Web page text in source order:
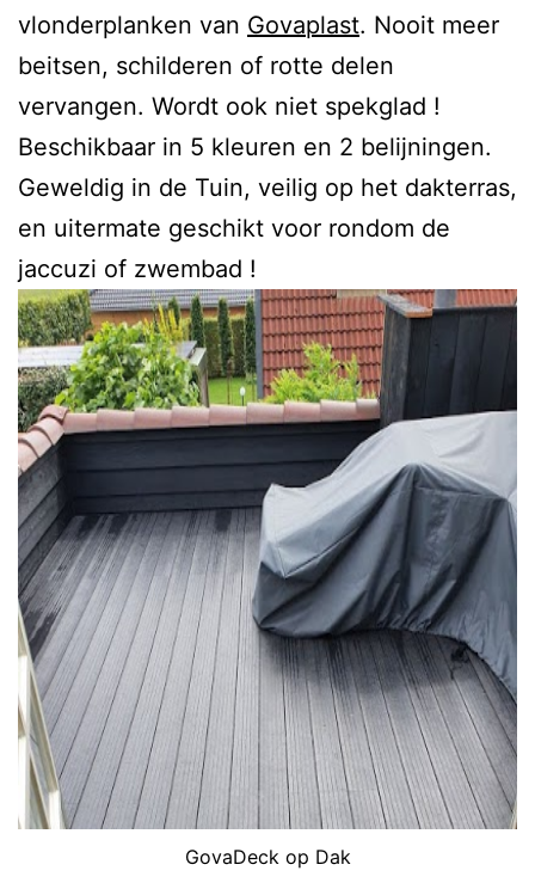
vlonderplanken van Govaplast. Nooit meer
beitsen, schilderen of rotte delen
vervangen. Wordt ook niet spekglad !
Beschikbaar in 5 kleuren en 2 belijningen.
Geweldig in de Tuin, veilig op het dakterras,
en uitermate geschikt voor rondom de
jaccuzi of zwembad !
GovaDeck op Dak